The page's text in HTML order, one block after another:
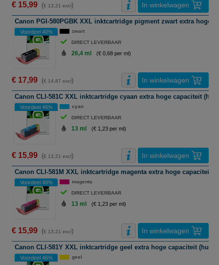
€ 15,99 (€ 13,21 excl) In winkelwagen
Canon PGI-580PGBK XXL inktcartridge pigment zwart extra hoge
Voordeel 40% zwart
DIRECT LEVERBAAR
26,4 ml (€ 0,68 per ml)
€ 17,99 (€ 14,87 excl) In winkelwagen
Canon CLI-581C XXL inktcartridge cyaan extra hoge capaciteit
Voordeel 46% cyan
DIRECT LEVERBAAR
13 ml (€ 1,23 per ml)
€ 15,99 (€ 13,21 excl) In winkelwagen
Canon CLI-581M XXL inktcartridge magenta extra hoge capaciteit
Voordeel 46% magenta
DIRECT LEVERBAAR
13 ml (€ 1,23 per ml)
€ 15,99 (€ 13,21 excl) In winkelwagen
Canon CLI-581Y XXL inktcartridge geel extra hoge capaciteit
Voordeel 46% geel